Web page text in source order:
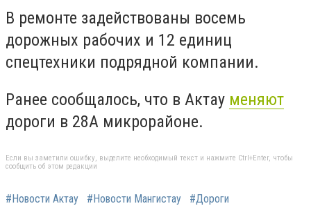
В ремонте задействованы восемь
дорожных рабочих и 12 единиц
спецтехники подрядной компании.
Ранее сообщалось, что в Актау меняют
дороги в 28А микрорайоне.
Если вы заметили ошибку, выделите необходимый текст и нажмите Ctrl+Enter, чтобы
сообщить об этом редакции
#Новости Актау #Новости Мангистау #Дороги